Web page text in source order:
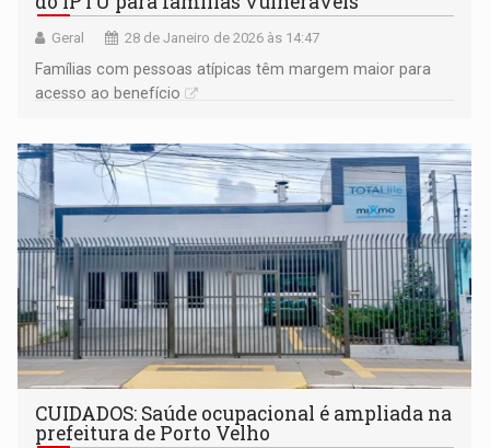
Geral 28 de Janeiro de 2026 às 14:47
Famílias com pessoas atípicas têm margem maior para
acesso ao benefício
CUIDADOS: Saúde ocupacional é ampliada na
prefeitura de Porto Velho